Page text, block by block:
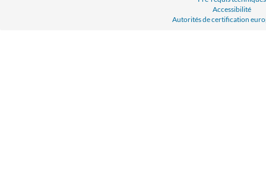
Accessibilité
Autorités de certification